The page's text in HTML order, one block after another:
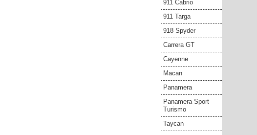
911 Cabrio
911 Targa
918 Spyder
Carrera GT
Cayenne
Macan
Panamera
Panamera Sport
Turismo
Taycan